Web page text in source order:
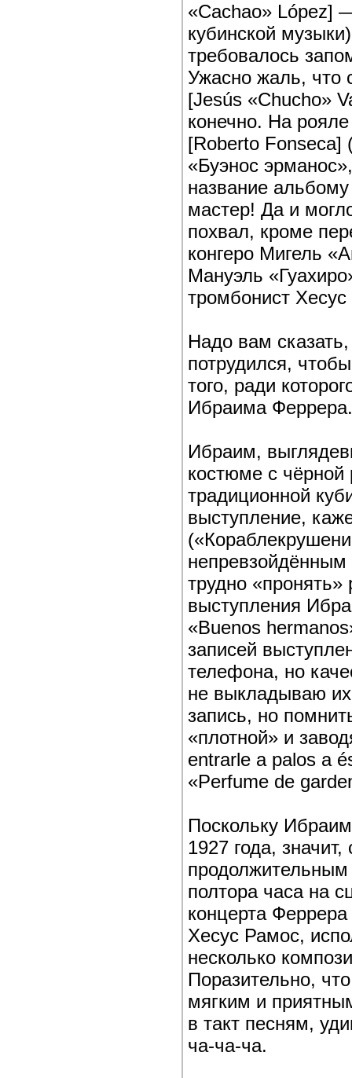
«Cachao» López]
кубинской
требовалось
Ужасно жаль, что
[Jesús «Chucho»
конечно. На
[Roberto Fonseca]
«Буэнос
название
мастер! Да и
похвал, кроме
конгеро Мигель
Мануэль
тромбонист
Надо вам
потрудился,
того, ради
Ибраима Феррера.
Ибраим,
костюме с чёрной
традиционной
выступление,
трудно
выступления
«Buenos
записей
телефона, но
не выкладываю
запись, но
«плотной» и
entrarle a palos a
«Perfume de
Поскольку
1927 года,
продолжительным
полтора часа на
концерта
Хесус Рамос,
несколько
Поразительно,
мягким и
в такт песням,
ча-ча-ча.